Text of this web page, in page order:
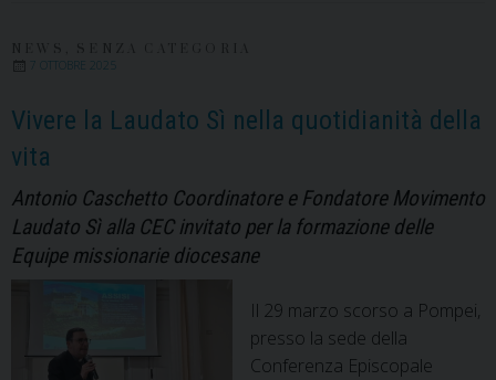
7 OTTOBRE 2025
Vivere la Laudato Sì nella quotidianità della
vita
Antonio Caschetto Coordinatore e Fondatore Movimento
Laudato Sì alla CEC invitato per la formazione delle
Equipe missionarie diocesane
Il 29 marzo scorso a Pompei,
presso la sede della
Conferenza Episcopale